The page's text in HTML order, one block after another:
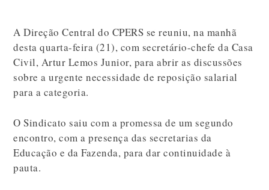
A Direção Central do CPERS se reuniu, na manhã
desta quarta-feira (21), com secretário-chefe da Casa
Civil, Artur Lemos Junior, para abrir as discussões
sobre a urgente necessidade de reposição salarial
para a categoria.
O Sindicato saiu com a promessa de um segundo
encontro, com a presença das secretarias da
Educação e da Fazenda, para dar continuidade à
pauta.